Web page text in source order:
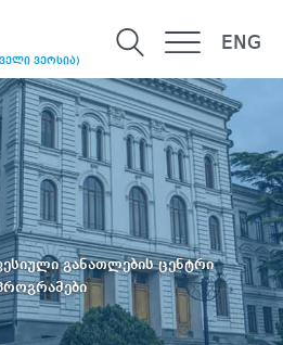
ვერსია)
ENG
განათლების ცენტრი